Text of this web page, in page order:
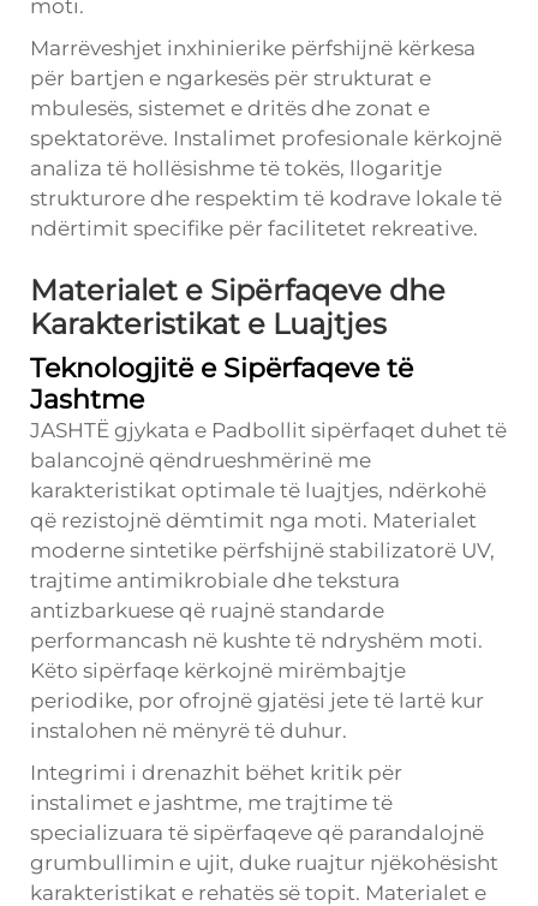
moti.
Marrëveshjet inxhinierike përfshijnë kërkesa
për bartjen e ngarkesës për strukturat e
mbulesës, sistemet e dritës dhe zonat e
spektatorëve. Instalimet profesionale kërkojnë
analiza të hollësishme të tokës, llogaritje
strukturore dhe respektim të kodrave lokale të
ndërtimit specifike për facilitetet rekreative.
Materialet e Sipërfaqeve dhe
Karakteristikat e Luajtjes
Teknologjitë e Sipërfaqeve të
Jashtme
JASHTË gjykata e Padbollit sipërfaqet duhet të
balancojnë qëndrueshmërinë me
karakteristikat optimale të luajtjes, ndërkohë
që rezistojnë dëmtimit nga moti. Materialet
moderne sintetike përfshijnë stabilizatorë UV,
trajtime antimikrobiale dhe tekstura
antizbarkuese që ruajnë standarde
performancash në kushte të ndryshëm moti.
Këto sipërfaqe kërkojnë mirëmbajtje
periodike, por ofrojnë gjatësi jete të lartë kur
instalohen në mënyrë të duhur.
Integrimi i drenazhit bëhet kritik për
instalimet e jashtme, me trajtime të
specializuara të sipërfaqeve që parandalojnë
grumbullimin e ujit, duke ruajtur njëkohësisht
karakteristikat e rehatës së topit. Materialet e